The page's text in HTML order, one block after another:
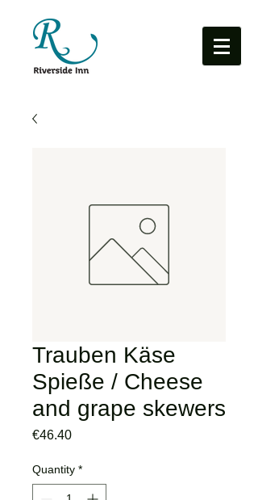
Trauben Käse
Spieße / Cheese
and grape skewers
€46.40Price
Quantity *